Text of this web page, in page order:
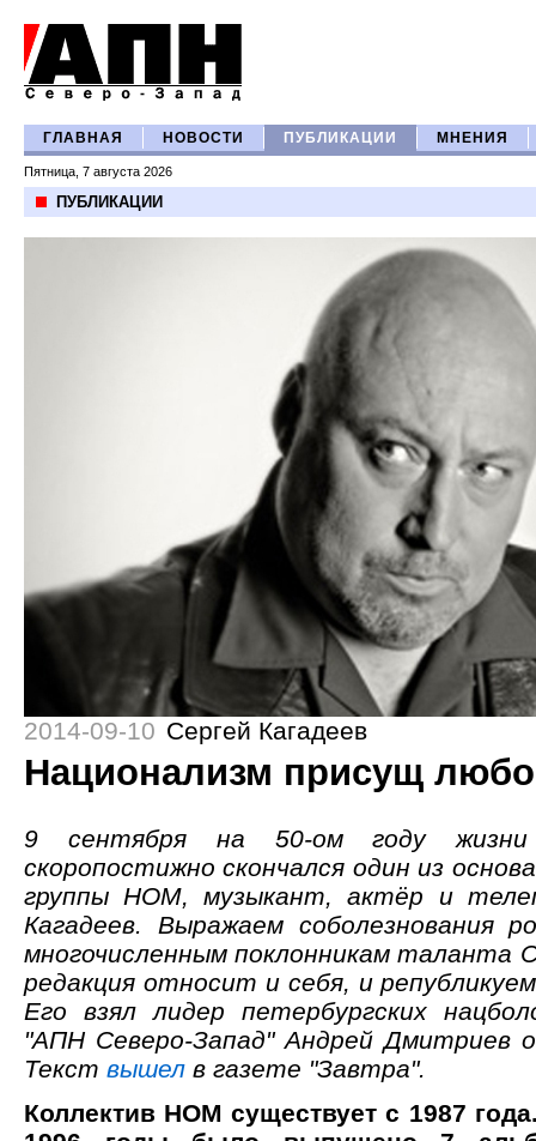
ГЛАВНАЯ НОВОСТИ ПУБЛИКАЦИИ МНЕНИЯ
Пятница, 7 августа 2026
ПУБЛИКАЦИИ
2014-09-10 Сергей Кагадеев
Национализм присущ
9 сентября на 50-ом году
скоропостижно скончался один из
группы НОМ, музыкант, актёр и
Кагадеев. Выражаем соболезнования
многочисленным поклонникам таланта
редакция относит и себя, и
Его взял лидер петербургских
"АПН Северо-Запад" Андрей Дмитриев
Текст вышел в газете "Завтра".
Коллектив НОМ существует с 1987